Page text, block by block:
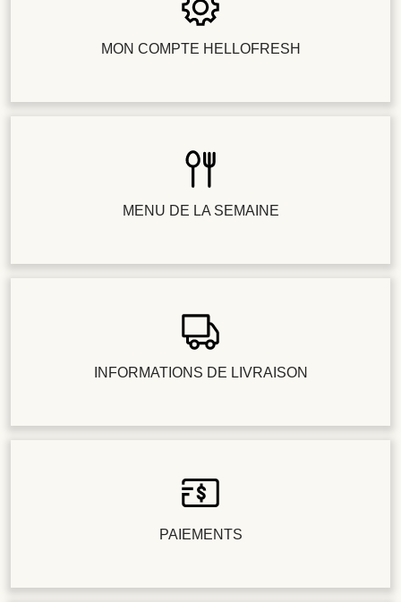
MON COMPTE HELLOFRESH
MENU DE LA SEMAINE
INFORMATIONS DE LIVRAISON
PAIEMENTS